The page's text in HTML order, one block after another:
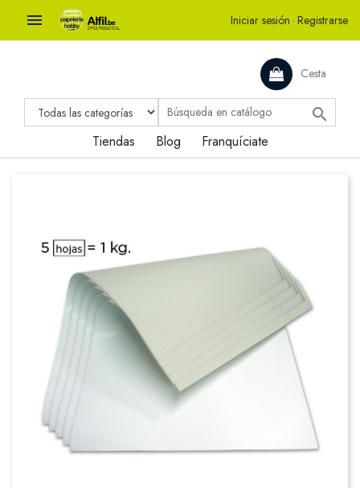
 Iniciar sesión · Registrarse
Cesta

Tiendas Blog Franquíciate